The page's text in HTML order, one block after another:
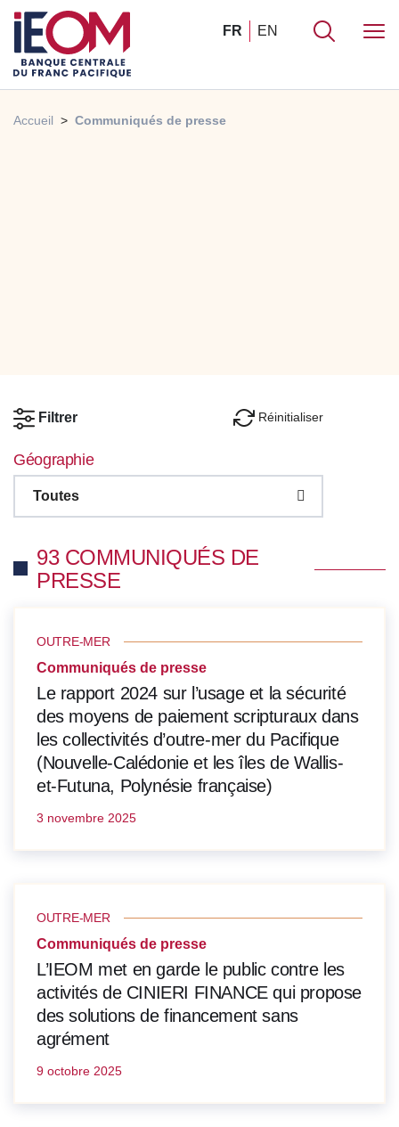
FR EN
Accueil Communiqués de presse
93 COMMUNIQUÉS DE
PRESSE
OUTRE-MER
Communiqués de presse
Le rapport 2024 sur l’usage et la sécurité
des moyens de paiement scripturaux dans
les collectivités d’outre-mer du Pacifique
(Nouvelle-Calédonie et les îles de Wallis-
et-Futuna, Polynésie française)
3 novembre 2025
OUTRE-MER
Communiqués de presse
L’IEOM met en garde le public contre les
activités de CINIERI FINANCE qui propose
des solutions de financement sans
agrément
9 octobre 2025
Filtrer Réinitialiser
Géographie
Toutes